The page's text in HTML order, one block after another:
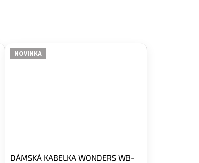
NOVINKA
DÁMSKÁ KABELKA WONDERS WB-